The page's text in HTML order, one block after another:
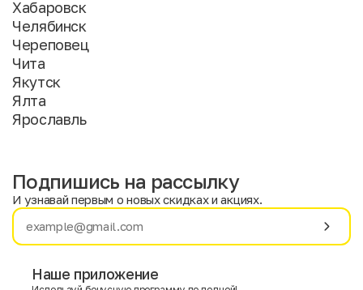
Хабаровск
Челябинск
Череповец
Чита
Якутск
Ялта
Ярославль
Имя
Подпишись на рассылку
И узнавай первым о новых скидках и акциях.
Наше приложение